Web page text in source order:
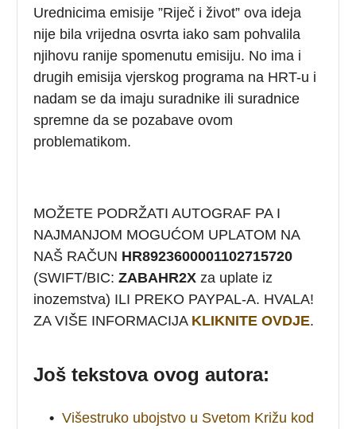
Urednicima emisije ”Riječ i život” ova ideja
nije bila vrijedna osvrta iako sam pohvalila
njihovu ranije spomenutu emisiju. No ima i
drugih emisija vjerskog programa na HRT-u i
nadam se da imaju suradnike ili suradnice
spremne da se pozabave ovom
problematikom.
MOŽETE PODRŽATI AUTOGRAF PA I
NAJMANJOM MOGUĆOM UPLATOM NA
NAŠ RAČUN HR8923600001102715720
(SWIFT/BIC: ZABAHR2X za uplate iz
inozemstva) ILI PREKO PAYPAL-A. HVALA!
ZA VIŠE INFORMACIJA KLIKNITE OVDJE.
Još tekstova ovog autora:
• Višestruko ubojstvo u Svetom Križu kod